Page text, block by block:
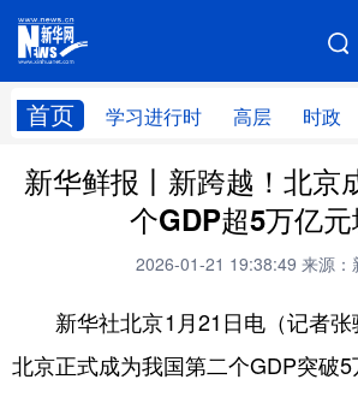
首页 学习进行时 高层 时政
网站地图
学习进行时 高层 时政
财经 网评
科技 科创 量子
书画 健康
新华鲜报丨新跨越！北京
个GDP超5万亿元
2026-01-21 19:38:49 来源：
新华社北京1月21日电（记者张
北京正式成为我国第二个GDP突破5